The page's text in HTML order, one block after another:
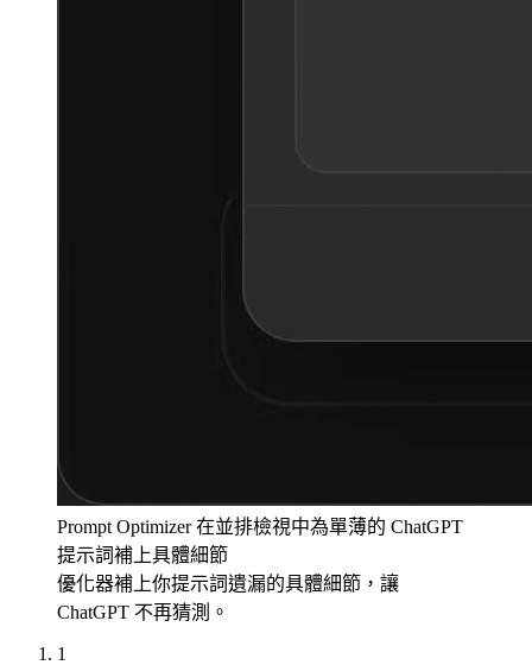
Prompt Optimizer 在並排檢視中為單薄的 ChatGPT
提示詞補上具體細節
優化器補上你提示詞遺漏的具體細節，讓
ChatGPT 不再猜測。
1